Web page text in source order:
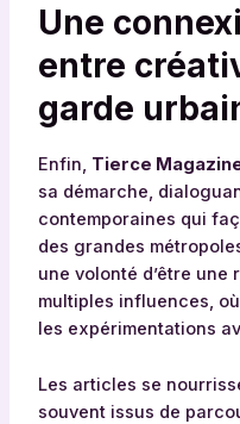
Une
entre
garde
Enfin, Tierce
sa démarche,
contemporaines qui
des grandes
une volonté d’être
multiples influences,
les expérimentations
Les articles se
souvent issus de